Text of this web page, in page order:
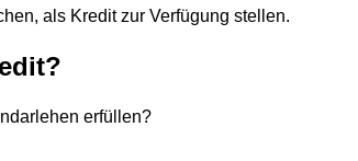
als Kredit zur Verfügung stellen.
erfüllen?